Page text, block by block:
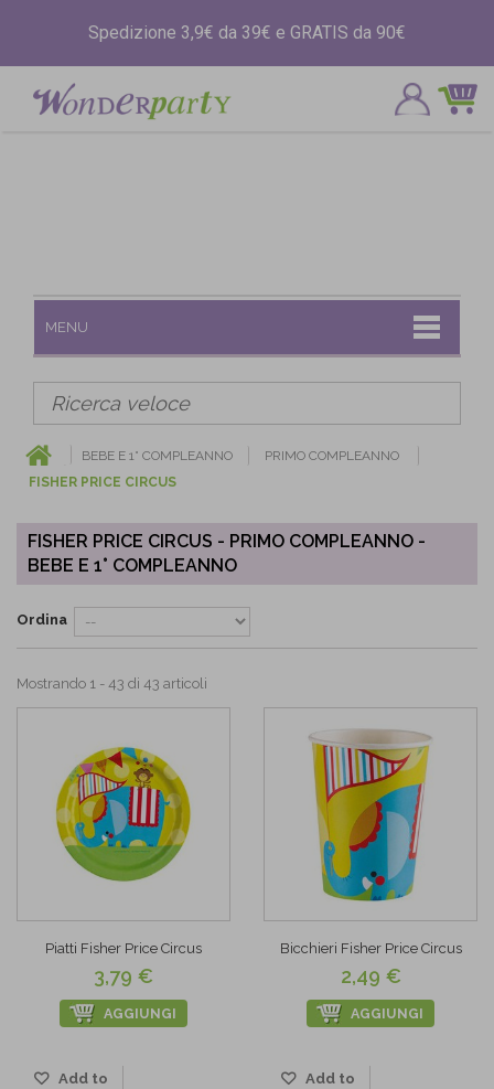
Spedizione 3,9€ da 39€ e GRATIS da 90€
MENU
BEBE E 1° COMPLEANNO
PRIMO COMPLEANNO
FISHER PRICE CIRCUS
FISHER PRICE CIRCUS - PRIMO COMPLEANNO -
BEBE E 1° COMPLEANNO
Ordina
Mostrando 1 - 43 di 43 articoli
Piatti Fisher Price Circus
3,79 €
AGGIUNGI
Add to
Bicchieri Fisher Price Circus
2,49 €
AGGIUNGI
Add to